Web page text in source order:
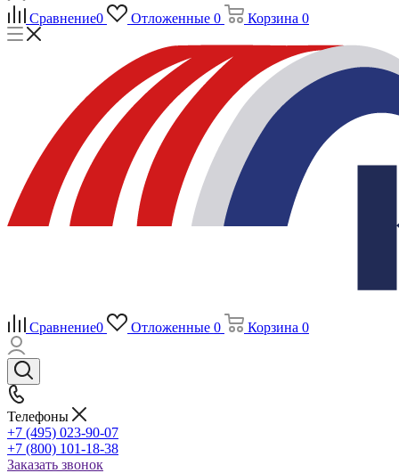
Сравнение0 Отложенные 0 Корзина 0
Сравнение0 Отложенные 0 Корзина 0
Телефоны
+7 (495) 023-90-07
+7 (800) 101-18-38
Заказать звонок